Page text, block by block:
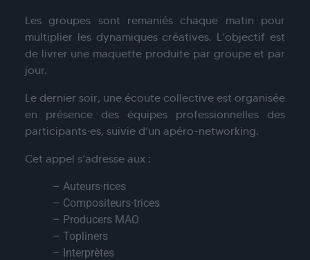
Les groupes sont remaniés chaque matin pour
multiplier les dynamiques créatives. L’objectif est
de livrer une maquette produite par groupe et par
jour.
Le dernier soir, une écoute collective est organisée
en présence des équipes professionnelles des
participants·es, suivie d’un apéro-networking.
Cet appel s’adresse aux :
– Auteurs·rices
– Compositeurs·trices
– Producers MAO
– Topliners
– Interprètes